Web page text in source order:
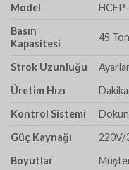
Model
Basın
Kapasitesi
45 Ton
Strok Uzunluğu
Üretim Hızı
Kontrol Sistemi
Güç Kaynağı
220V/
Boyutlar